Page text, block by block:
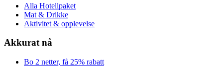
Alla Hotellpaket
Mat & Drikke
Aktivitet & opplevelse
Akkurat nå
Bo 2 netter, få 25% rabatt